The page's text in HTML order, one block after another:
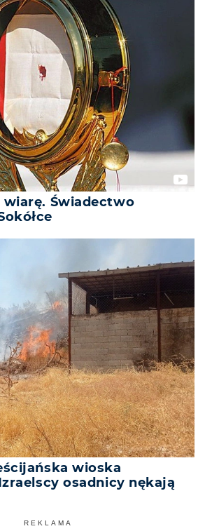
wiarę. Świadectwo
wioska
osadnicy nękają
REKLAMA